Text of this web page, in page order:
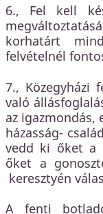
6., Fel kell
korhatárt
felvételnél
7., Közegyházi
való
az igazmondás,
házasság-
vedd ki őket a
őket a
keresztyén
A fenti